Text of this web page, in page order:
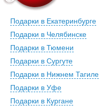
Подарки в Екатеринбурге
Подарки в Челябинске
Подарки в Тюмени
Подарки в Сургуте
Подарки в Нижнем Тагиле
Подарки в Уфе
Подарки в Кургане